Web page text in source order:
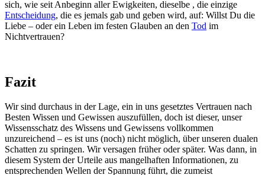
sich, wie seit Anbeginn aller Ewigkeiten, dieselbe , die einzige
Entscheidung, die es jemals gab und geben wird, auf: Willst Du die
Liebe – oder ein Leben im festen Glauben an den Tod im
Nichtvertrauen?
Fazit
Wir sind durchaus in der Lage, ein in uns gesetztes Vertrauen nach
Besten Wissen und Gewissen auszufüllen, doch ist dieser, unser
Wissensschatz des Wissens und Gewissens vollkommen
unzureichend – es ist uns (noch) nicht möglich, über unseren dualen
Schatten zu springen. Wir versagen früher oder später. Was dann, in
diesem System der Urteile aus mangelhaften Informationen, zu
entsprechenden Wellen der Spannung führt, die zumeist